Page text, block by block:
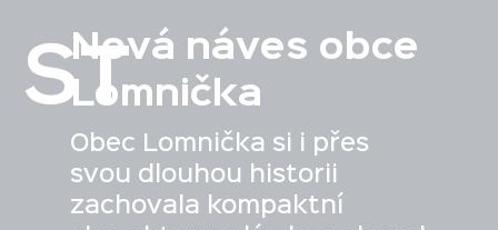
Nová náves obce
Lomnička
Obec Lomnička si i přes
svou dlouhou historii
zachovala kompaktní
ST